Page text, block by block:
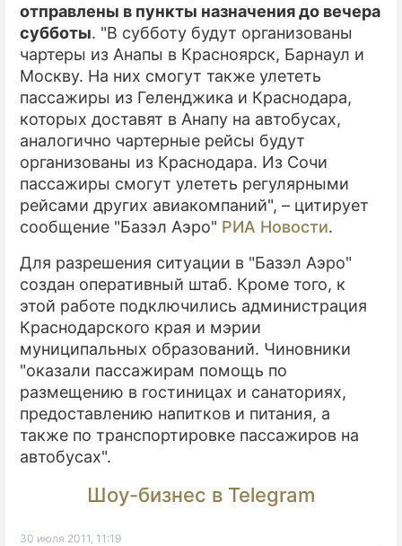
отправлены в пункты назначения до вечера
субботы. "В субботу будут организованы
чартеры из Анапы в Красноярск, Барнаул и
Москву. На них смогут также улететь
пассажиры из Геленджика и Краснодара,
которых доставят в Анапу на автобусах,
аналогично чартерные рейсы будут
организованы из Краснодара. Из Сочи
пассажиры смогут улететь регулярными
рейсами других авиакомпаний", – цитирует
сообщение "Базэл Аэро" РИА Новости.
Для разрешения ситуации в "Базэл Аэро"
создан оперативный штаб. Кроме того, к
этой работе подключились администрация
Краснодарского края и мэрии
муниципальных образований. Чиновники
"оказали пассажирам помощь по
размещению в гостиницах и санаториях,
предоставлению напитков и питания, а
также по транспортировке пассажиров на
автобусах".
Шоу-бизнес в Telegram
30 июля 2011, 11:19